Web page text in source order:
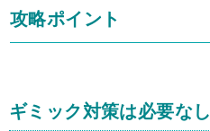
攻略ポイント
ギミック対策は必要なし